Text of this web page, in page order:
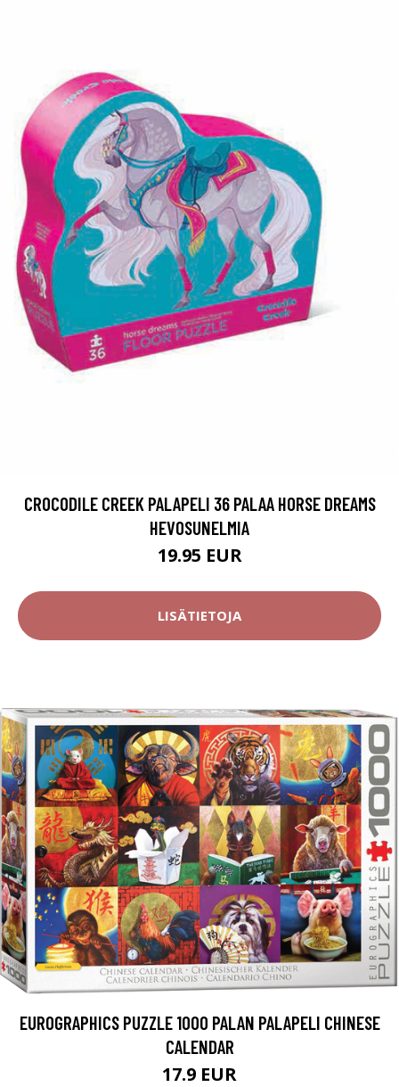
CROCODILE CREEK PALAPELI 36 PALAA HORSE DREAMS
HEVOSUNELMIA
19.95 EUR
LISÄTIETOJA
EUROGRAPHICS PUZZLE 1000 PALAN PALAPELI CHINESE
CALENDAR
17.9 EUR